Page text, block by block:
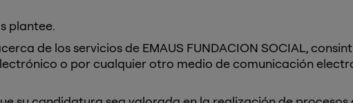
plantee.
de los servicios de EMAUS FUNDACION SOCIAL,
o por cualquier otro medio de comunicación